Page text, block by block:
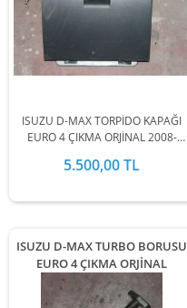
ISUZU D-MAX TORPİDO KAPAĞI
EURO 4 ÇIKMA ORJİNAL 2008-
ARALIĞINDA STOKLARIMIZDA
5.500,00 TL
ISUZU D-MAX TURBO BORUSU
EURO 4 ÇIKMA ORJİNAL